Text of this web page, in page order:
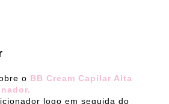
o BB Cream Capilar Alta
logo em seguida do